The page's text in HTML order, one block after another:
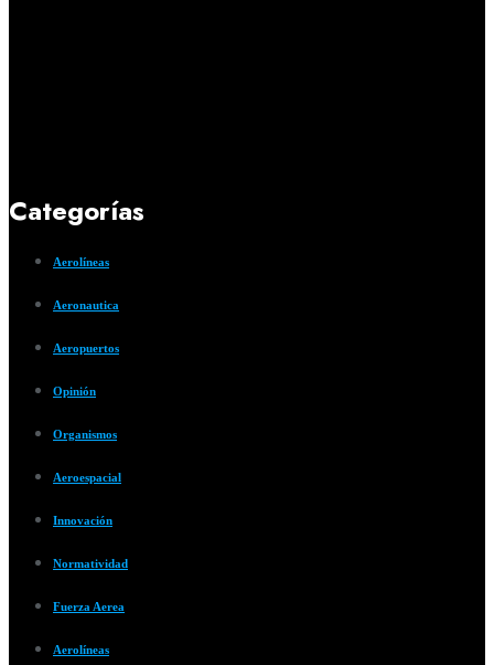
Categorías
Aerolíneas
Aeronautica
Aeropuertos
Opinión
Organismos
Aeroespacial
Innovación
Normatividad
Fuerza Aerea
Aerolíneas